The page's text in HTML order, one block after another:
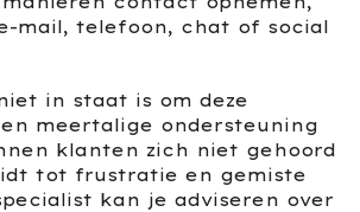
mail, telefoon, chat of social
in staat is om deze
meertalige ondersteuning
klanten zich niet gehoord
tot frustratie en gemiste
kan je adviseren over